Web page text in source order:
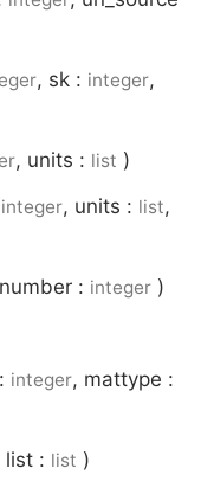
, sk : integer,
, units : list )
integer, units : list,
: integer )
integer, mattype :
list : list )